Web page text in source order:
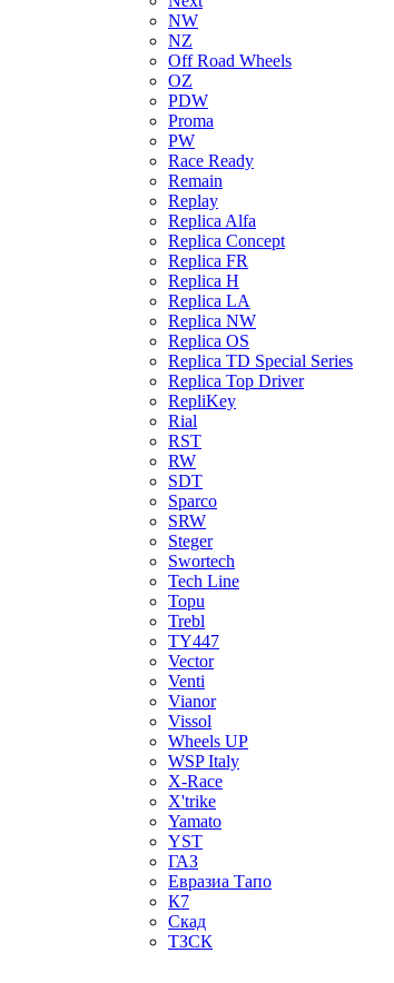
NW
NZ
Off Road Wheels
OZ
PDW
Proma
PW
Race Ready
Remain
Replay
Replica Alfa
Replica Concept
Replica FR
Replica H
Replica LA
Replica NW
Replica OS
Replica TD Special Series
Replica Top Driver
RepliKey
Rial
RST
RW
SDT
Sparco
SRW
Steger
Swortech
Tech Line
Topu
Trebl
TY447
Vector
Venti
Vianor
Vissol
Wheels UP
WSP Italy
X-Race
X'trike
Yamato
YST
ГАЗ
Евразиа Тапо
К7
Скад
ТЗСК